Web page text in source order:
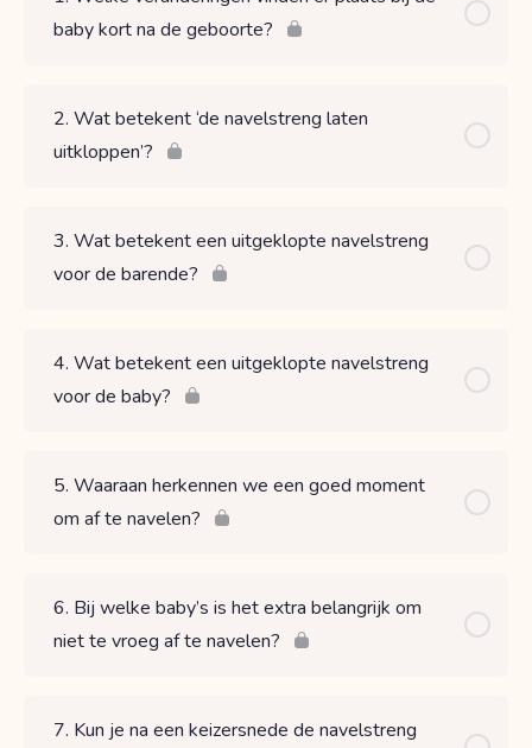
baby kort na de geboorte?
2. Wat betekent ‘de navelstreng laten
uitkloppen’?
3. Wat betekent een uitgeklopte navelstreng
voor de barende?
4. Wat betekent een uitgeklopte navelstreng
voor de baby?
5. Waaraan herkennen we een goed moment
om af te navelen?
6. Bij welke baby’s is het extra belangrijk om
niet te vroeg af te navelen?
7. Kun je na een keizersnede de navelstreng